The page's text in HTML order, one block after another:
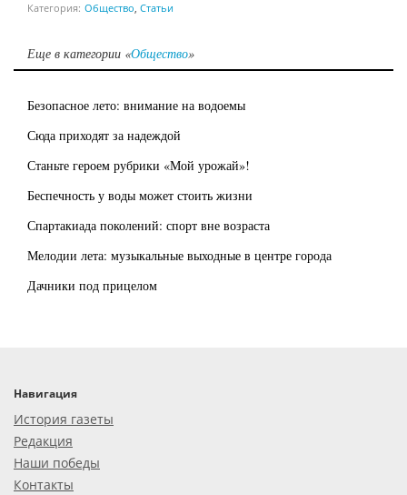
Категория: Общество, Статьи
Еще в категории «Общество»
Безопасное лето: внимание на водоемы
Сюда приходят за надеждой
Станьте героем рубрики «Мой урожай»!
Беспечность у воды может стоить жизни
Спартакиада поколений: спорт вне возраста
Мелодии лета: музыкальные выходные в центре города
Дачники под прицелом
Навигация
История газеты
Редакция
Наши победы
Контакты